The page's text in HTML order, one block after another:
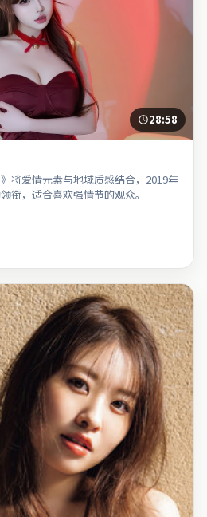
28:58
将爱情元素与地域质感结合，2019年
衔，适合喜欢强情节的观众。